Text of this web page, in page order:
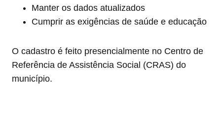
Manter os dados atualizados
Cumprir as exigências de saúde e educação
O cadastro é feito presencialmente no Centro de
Referência de Assistência Social (CRAS) do
município.